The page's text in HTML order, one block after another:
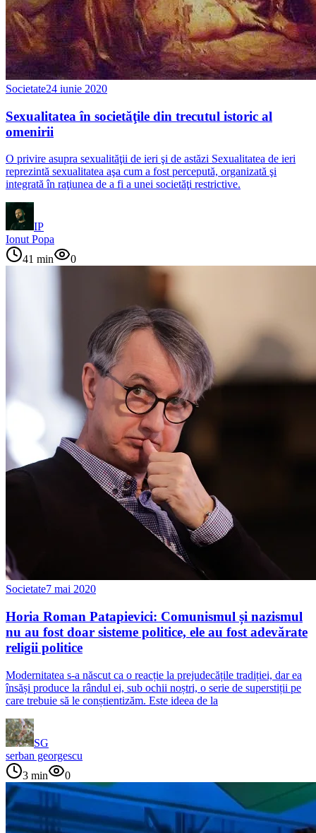
Societate24 iunie 2020
Sexualitatea în societăţile din trecutul istoric al
omenirii
O privire asupra sexualităţii de ieri şi de astăzi Sexualitatea de ieri
reprezintă sexualitatea aşa cum a fost percepută, organizată şi
integrată în raţiunea de a fi a unei societăţi restrictive.
IP
Ionut Popa
41 min 0
Societate7 mai 2020
Horia Roman Patapievici: Comunismul și nazismul
nu au fost doar sisteme politice, ele au fost adevărate
religii politice
Modernitatea s-a născut ca o reacție la prejudecățile tradiției, dar ea
însăși produce la rândul ei, sub ochii noștri, o serie de superstiții pe
care trebuie să le conștientizăm. Este ideea de la
SG
serban georgescu
3 min 0